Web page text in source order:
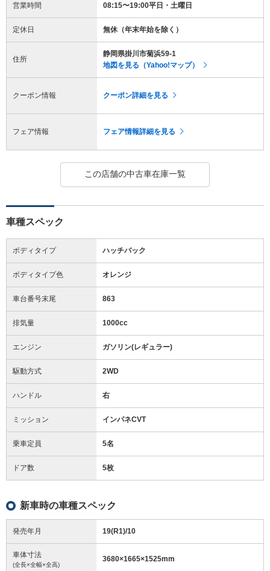
営業時間 08:15〜19:00平日・土曜日
定休日 無休（年末年始を除く）
住所
静岡県掛川市菊浜59-1
地図を見る（Yahoo!マップ）
クーポン情報 クーポン詳細を見る
フェア情報 フェア情報詳細を見る
この店舗の中古車在庫一覧
車種スペック
ボディタイプ ハッチバック
ボディタイプ色 オレンジ
車台番号末尾 863
排気量 1000cc
エンジン ガソリン(レギュラー)
駆動方式 2WD
ハンドル 右
ミッション インパネCVT
乗車定員 5名
ドア数 5枚
新車時の車種スペック
発売年月 19(R1)/10
車体寸法
(全長×全幅×全高)
3680×1665×1525mm